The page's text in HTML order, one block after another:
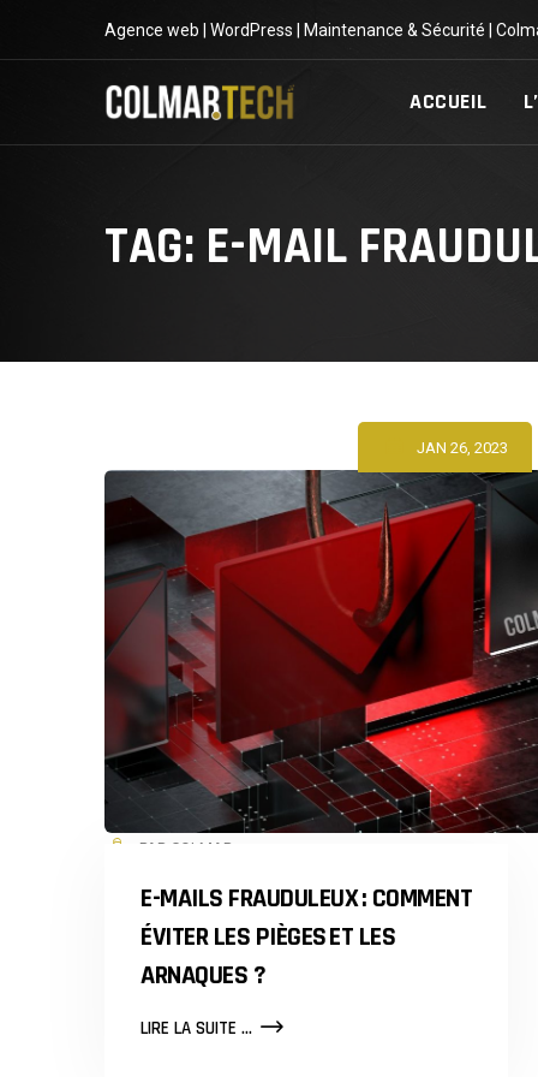
Agence web | WordPress | Maintenance & Sécurité |
ACCUEIL
TAG: E-MAIL
JAN 26, 2023
PAR COLMAR
E-MAILS FRAUDULEUX : COMMENT
ÉVITER LES PIÈGES ET LES
ARNAQUES ?
LIRE LA SUITE ...E-